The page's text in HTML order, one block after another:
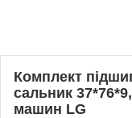
Комплект
сальник
машин LG